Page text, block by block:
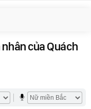
của Quách